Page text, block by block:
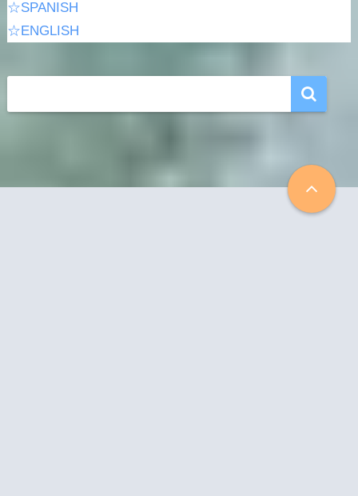
☆SPANISH
☆ENGLISH